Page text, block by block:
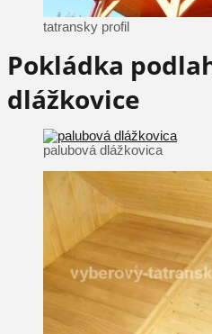
tatransky profil
Pokládka
dlážkovice
palubová dlážkovica